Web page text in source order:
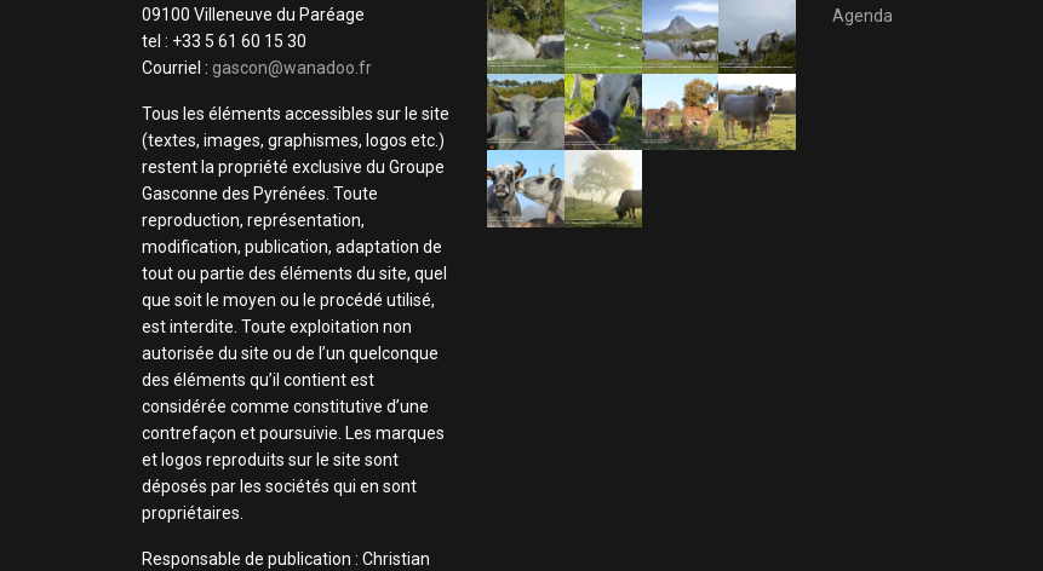
09100 Villeneuve du Paréage
tel : +33 5 61 60 15 30
Courriel : gascon@wanadoo.fr
Tous les éléments accessibles sur le site
(textes, images, graphismes, logos etc.)
restent la propriété exclusive du Groupe
Gasconne des Pyrénées. Toute
reproduction, représentation,
modification, publication, adaptation de
tout ou partie des éléments du site, quel
que soit le moyen ou le procédé utilisé,
est interdite. Toute exploitation non
autorisée du site ou de l’un quelconque
des éléments qu’il contient est
considérée comme constitutive d’une
contrefaçon et poursuivie. Les marques
et logos reproduits sur le site sont
déposés par les sociétés qui en sont
propriétaires.
Responsable de publication : Christian
Agenda